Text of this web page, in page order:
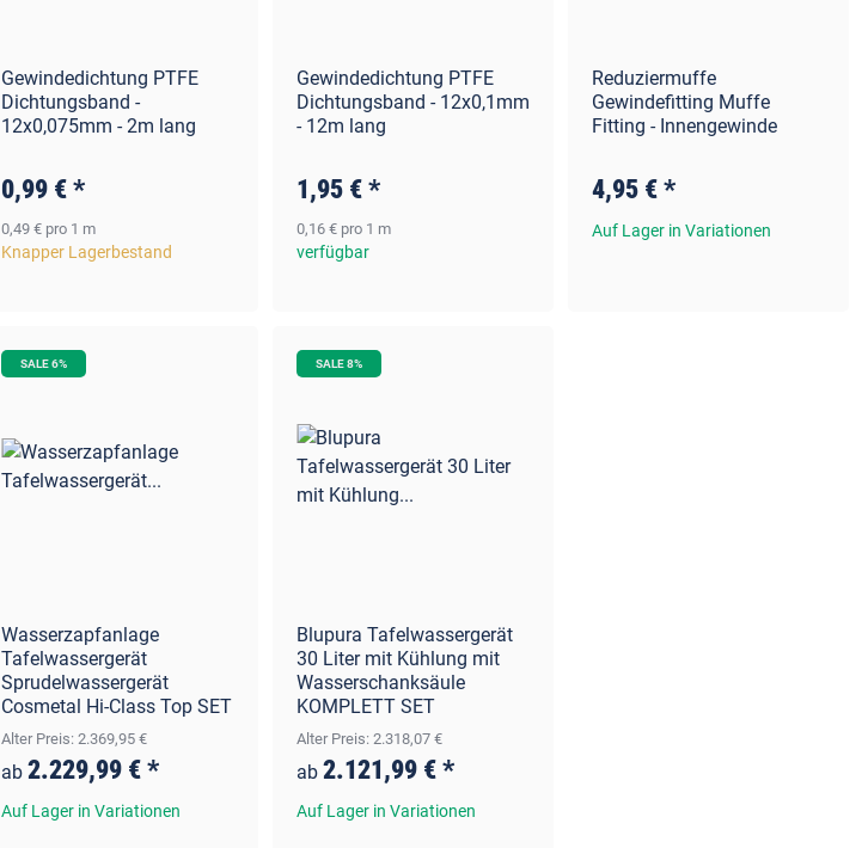
Gewindedichtung PTFE
Dichtungsband -
12x0,075mm - 2m lang
0,99 €*
0,49 € pro 1 m
Knapper Lagerbestand
Gewindedichtung PTFE
Dichtungsband - 12x0,1mm
- 12m lang
1,95 €*
0,16 € pro 1 m
verfügbar
Reduziermuffe
Gewindefitting Muffe
Fitting - Innengewinde
4,95 €*
Auf Lager in Variationen
SALE 6%
Wasserzapfanlage
Tafelwassergerät
Sprudelwassergerät
Cosmetal Hi-Class Top SET
Alter Preis: 2.369,95 €
ab 2.229,99 €*
Auf Lager in Variationen
SALE 8%
Blupura Tafelwassergerät
30 Liter mit Kühlung mit
Wasserschanksäule
KOMPLETT SET
Alter Preis: 2.318,07 €
ab 2.121,99 €*
Auf Lager in Variationen